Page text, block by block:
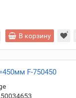
В корзину
F-750450